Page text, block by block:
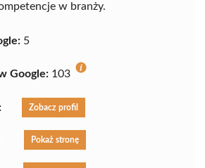
w branży.
5
Google: 103
Zobacz profil
Pokaż stronę